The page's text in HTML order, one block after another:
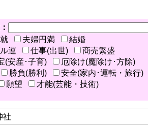
：
夫婦円満
結婚
運 仕事(出世)
商売繁盛
(安産･子育)
厄除け(魔除け･方除)
勝負(勝利)
安全(家内･運転・旅行)
願望 才能(芸能・技術)
社